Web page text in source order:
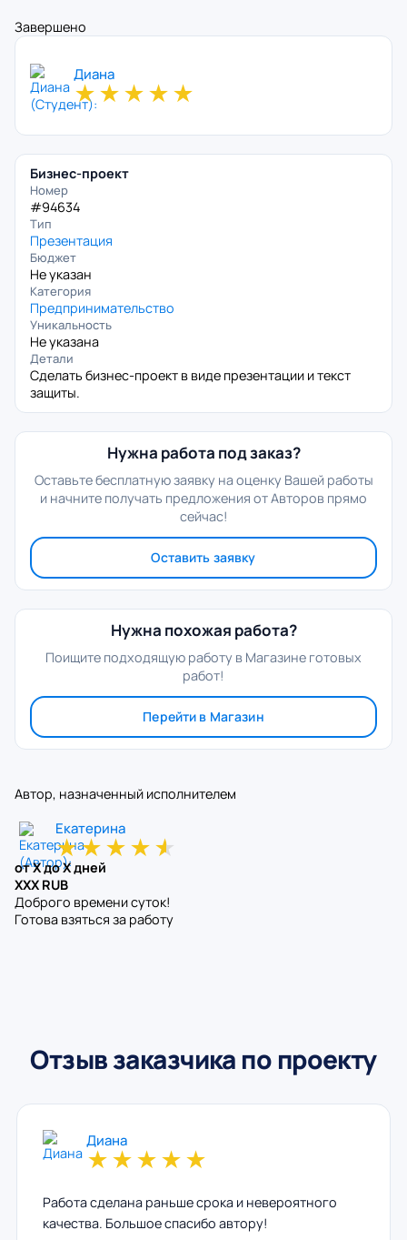
Завершено
Диана
★★★★★
Бизнес-проект
Номер
#94634
Тип
Презентация
Бюджет
Не указан
Категория
Предпринимательство
Уникальность
Не указана
Детали
Сделать бизнес-проект в виде презентации и текст
защиты.
Нужна работа под заказ?
Оставьте бесплатную заявку на оценку Вашей работы
и начните получать предложения от Авторов прямо
сейчас!
Оставить заявку
Нужна похожая работа?
Поищите подходящую работу в Магазине готовых
работ!
Перейти в Магазин
Автор, назначенный исполнителем
Екатерина
★★★★★
от X до X дней
XXX RUB
Доброго времени суток!
Готова взяться за работу
Отзыв заказчика по проекту
Диана
★★★★★
Работа сделана раньше срока и невероятного
качества. Большое спасибо автору!